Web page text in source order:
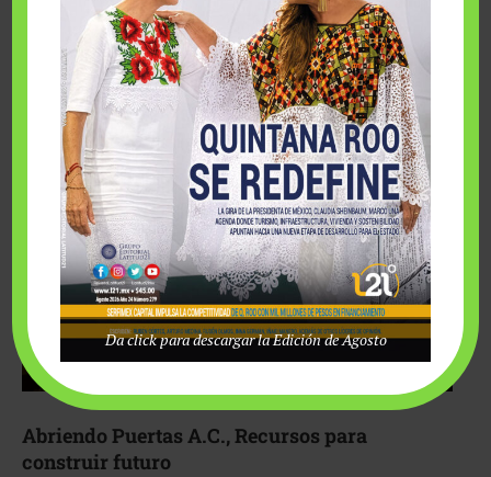
Fairmont Mayakoba y Make-A-Wish México unieron
esfuerzos para hacer realidad el deseo de una …
Abriendo Puertas A.C., Recursos para
construir futuro
Da click para descargar la Edición de Agosto